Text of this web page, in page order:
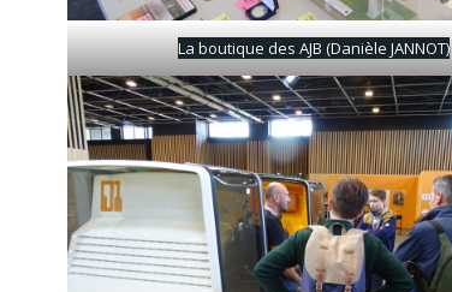
La boutique des AJB (Danièle JANNOT)